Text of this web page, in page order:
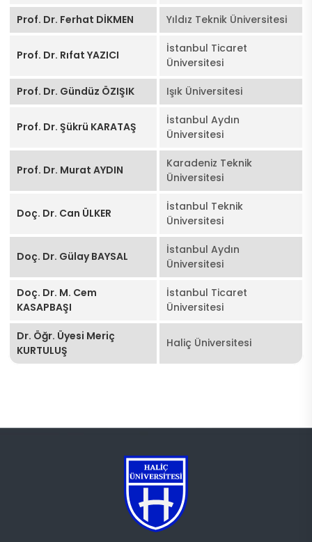
Prof. Dr. Ferhat DİKMEN Yıldız Teknik Üniversitesi
Prof. Dr. Rıfat YAZICI
İstanbul Ticaret
Üniversitesi
Prof. Dr. Gündüz ÖZIŞIK Işık Üniversitesi
Prof. Dr. Şükrü KARATAŞ
İstanbul Aydın
Üniversitesi
Prof. Dr. Murat AYDIN
Karadeniz Teknik
Üniversitesi
Doç. Dr. Can ÜLKER
İstanbul Teknik
Üniversitesi
Doç. Dr. Gülay BAYSAL
İstanbul Aydın
Üniversitesi
Doç. Dr. M. Cem
KASAPBAŞI
İstanbul Ticaret
Üniversitesi
Dr. Öğr. Üyesi Meriç
KURTULUŞ
Haliç Üniversitesi